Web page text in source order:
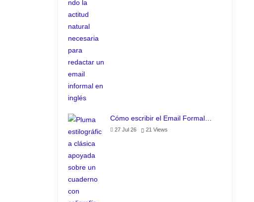
Cómo escribir el Email Formal…
27 Jul 26 21 Views